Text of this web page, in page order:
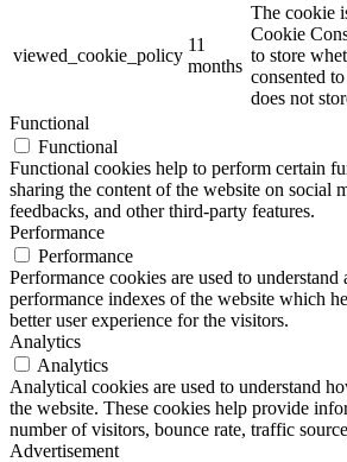
viewed_cookie_policy
11
months
The cookie
Cookie
to store
consented
does not
Functional
Functional
Functional cookies help to perform certain
sharing the content of the website on social
feedbacks, and other third-party features.
Performance
Performance
Performance cookies are used to understand
performance indexes of the website which
better user experience for the visitors.
Analytics
Analytics
Analytical cookies are used to understand
the website. These cookies help provide
number of visitors, bounce rate, traffic
Advertisement